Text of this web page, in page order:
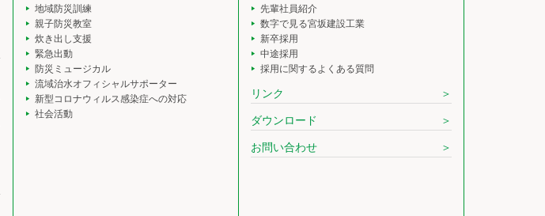
地域防災訓練
親子防災教室
炊き出し支援
緊急出動
防災ミュージカル
流域治水オフィシャルサポーター
新型コロナウィルス感染症への対応
社会活動
先輩社員紹介
数字で見る宮坂建設工業
新卒採用
中途採用
採用に関するよくある質問
リンク
ダウンロード
お問い合わせ